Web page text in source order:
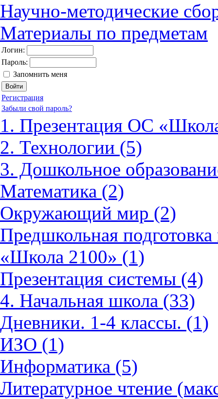
Научно-методические
Материалы по предметам
Логин:
Пароль:
Запомнить меня
Регистрация
Забыли свой пароль?
1. Презентация ОС
2. Технологии (5)
3. Дошкольное
Математика (2)
Окружающий мир (2)
Предшкольная
«Школа 2100» (1)
Презентация системы (4)
4. Начальная школа (33)
Дневники. 1-4 классы. (1)
ИЗО (1)
Информатика (5)
Литературное чтение